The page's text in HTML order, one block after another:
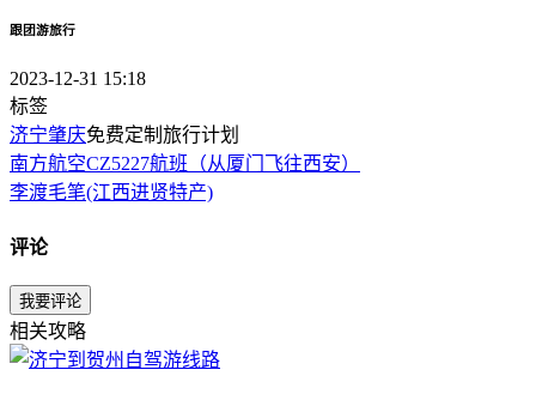
跟团游旅行
2023-12-31 15:18
标签
济宁肇庆免费定制旅行计划
南方航空CZ5227航班（从厦门飞往西安）
李渡毛笔(江西进贤特产)
评论
我要评论
相关攻略